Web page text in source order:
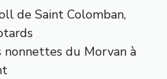
de Saint Colomban,
nonnettes du Morvan à